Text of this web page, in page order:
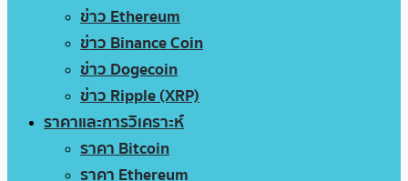
ข่าว Ethereum
ข่าว Binance Coin
ข่าว Dogecoin
ข่าว Ripple (XRP)
ราคาและการวิเคราะห์
ราคา Bitcoin
ราคา Ethereum